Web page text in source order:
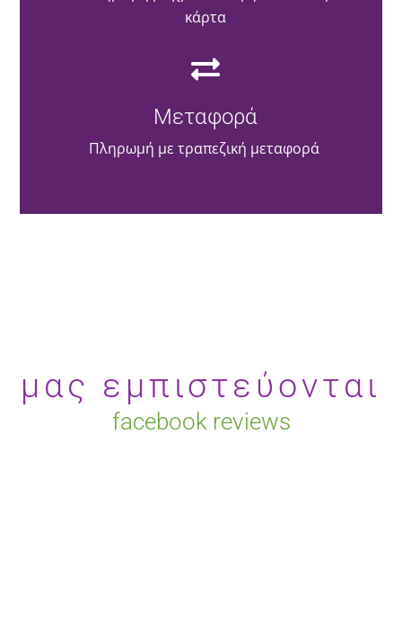
κάρτα
Μεταφορά
Πληρωμή με τραπεζική μεταφορά
μας εμπιστεύονται
facebook reviews